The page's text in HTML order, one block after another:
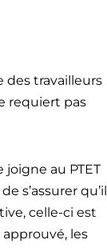
des travailleurs
requiert pas
au PTET
s’assurer qu’il
celle-ci est
les